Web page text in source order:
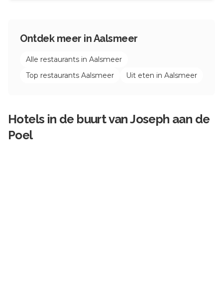
Ontdek meer inAalsmeer
Alle restaurants in Aalsmeer
Top restaurants Aalsmeer Uit eten in Aalsmeer
Hotels in de buurt vanJoseph aan de
Poel